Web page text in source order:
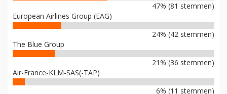
47% (81 stemmen)
European Airlines Group (EAG)
24% (42 stemmen)
The Blue Group
21% (36 stemmen)
Air-France-KLM-SAS(-TAP)
6% (11 stemmen)